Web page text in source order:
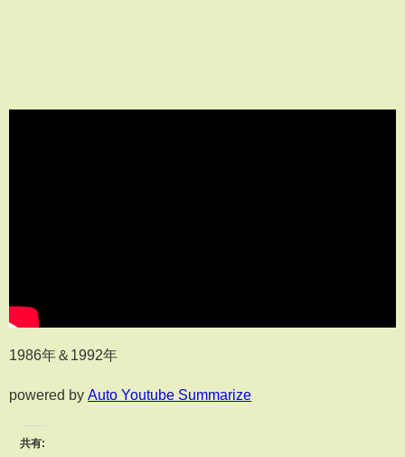
1986年＆1992年
powered by Auto Youtube Summarize
共有: